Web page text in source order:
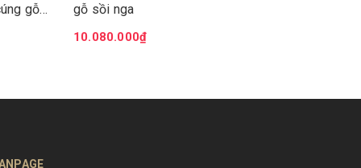
gỗ
gỗ sồi nga
10.080.000₫